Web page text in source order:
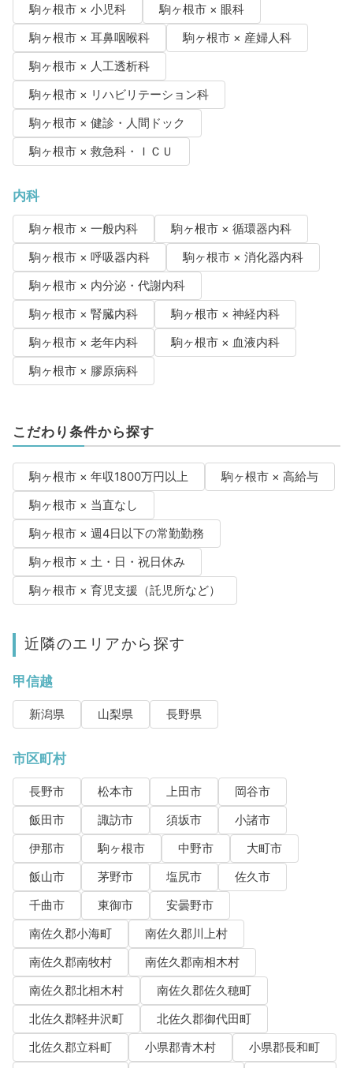
駒ヶ根市 × 小児科
駒ヶ根市 × 眼科
駒ヶ根市 × 耳鼻咽喉科
駒ヶ根市 × 産婦人科
駒ヶ根市 × 人工透析科
駒ヶ根市 × リハビリテーション科
駒ヶ根市 × 健診・人間ドック
駒ヶ根市 × 救急科・ＩＣＵ
内科
駒ヶ根市 × 一般内科
駒ヶ根市 × 循環器内科
駒ヶ根市 × 呼吸器内科
駒ヶ根市 × 消化器内科
駒ヶ根市 × 内分泌・代謝内科
駒ヶ根市 × 腎臓内科
駒ヶ根市 × 神経内科
駒ヶ根市 × 老年内科
駒ヶ根市 × 血液内科
駒ヶ根市 × 膠原病科
こだわり条件から探す
駒ヶ根市 × 年収1800万円以上
駒ヶ根市 × 高給与
駒ヶ根市 × 当直なし
駒ヶ根市 × 週4日以下の常勤勤務
駒ヶ根市 × 土・日・祝日休み
駒ヶ根市 × 育児支援（託児所など）
近隣のエリアから探す
甲信越
新潟県 山梨県 長野県
市区町村
長野市 松本市 上田市
岡谷市
飯田市
諏訪市 須坂市
小諸市
伊那市
駒ヶ根市 中野市
大町市
飯山市
茅野市 塩尻市
佐久市
千曲市
東御市
安曇野市
南佐久郡小海町
南佐久郡川上村
南佐久郡南牧村
南佐久郡南相木村
南佐久郡北相木村
南佐久郡佐久穂町
北佐久郡軽井沢町
北佐久郡御代田町
北佐久郡立科町
小県郡青木村
小県郡長和町